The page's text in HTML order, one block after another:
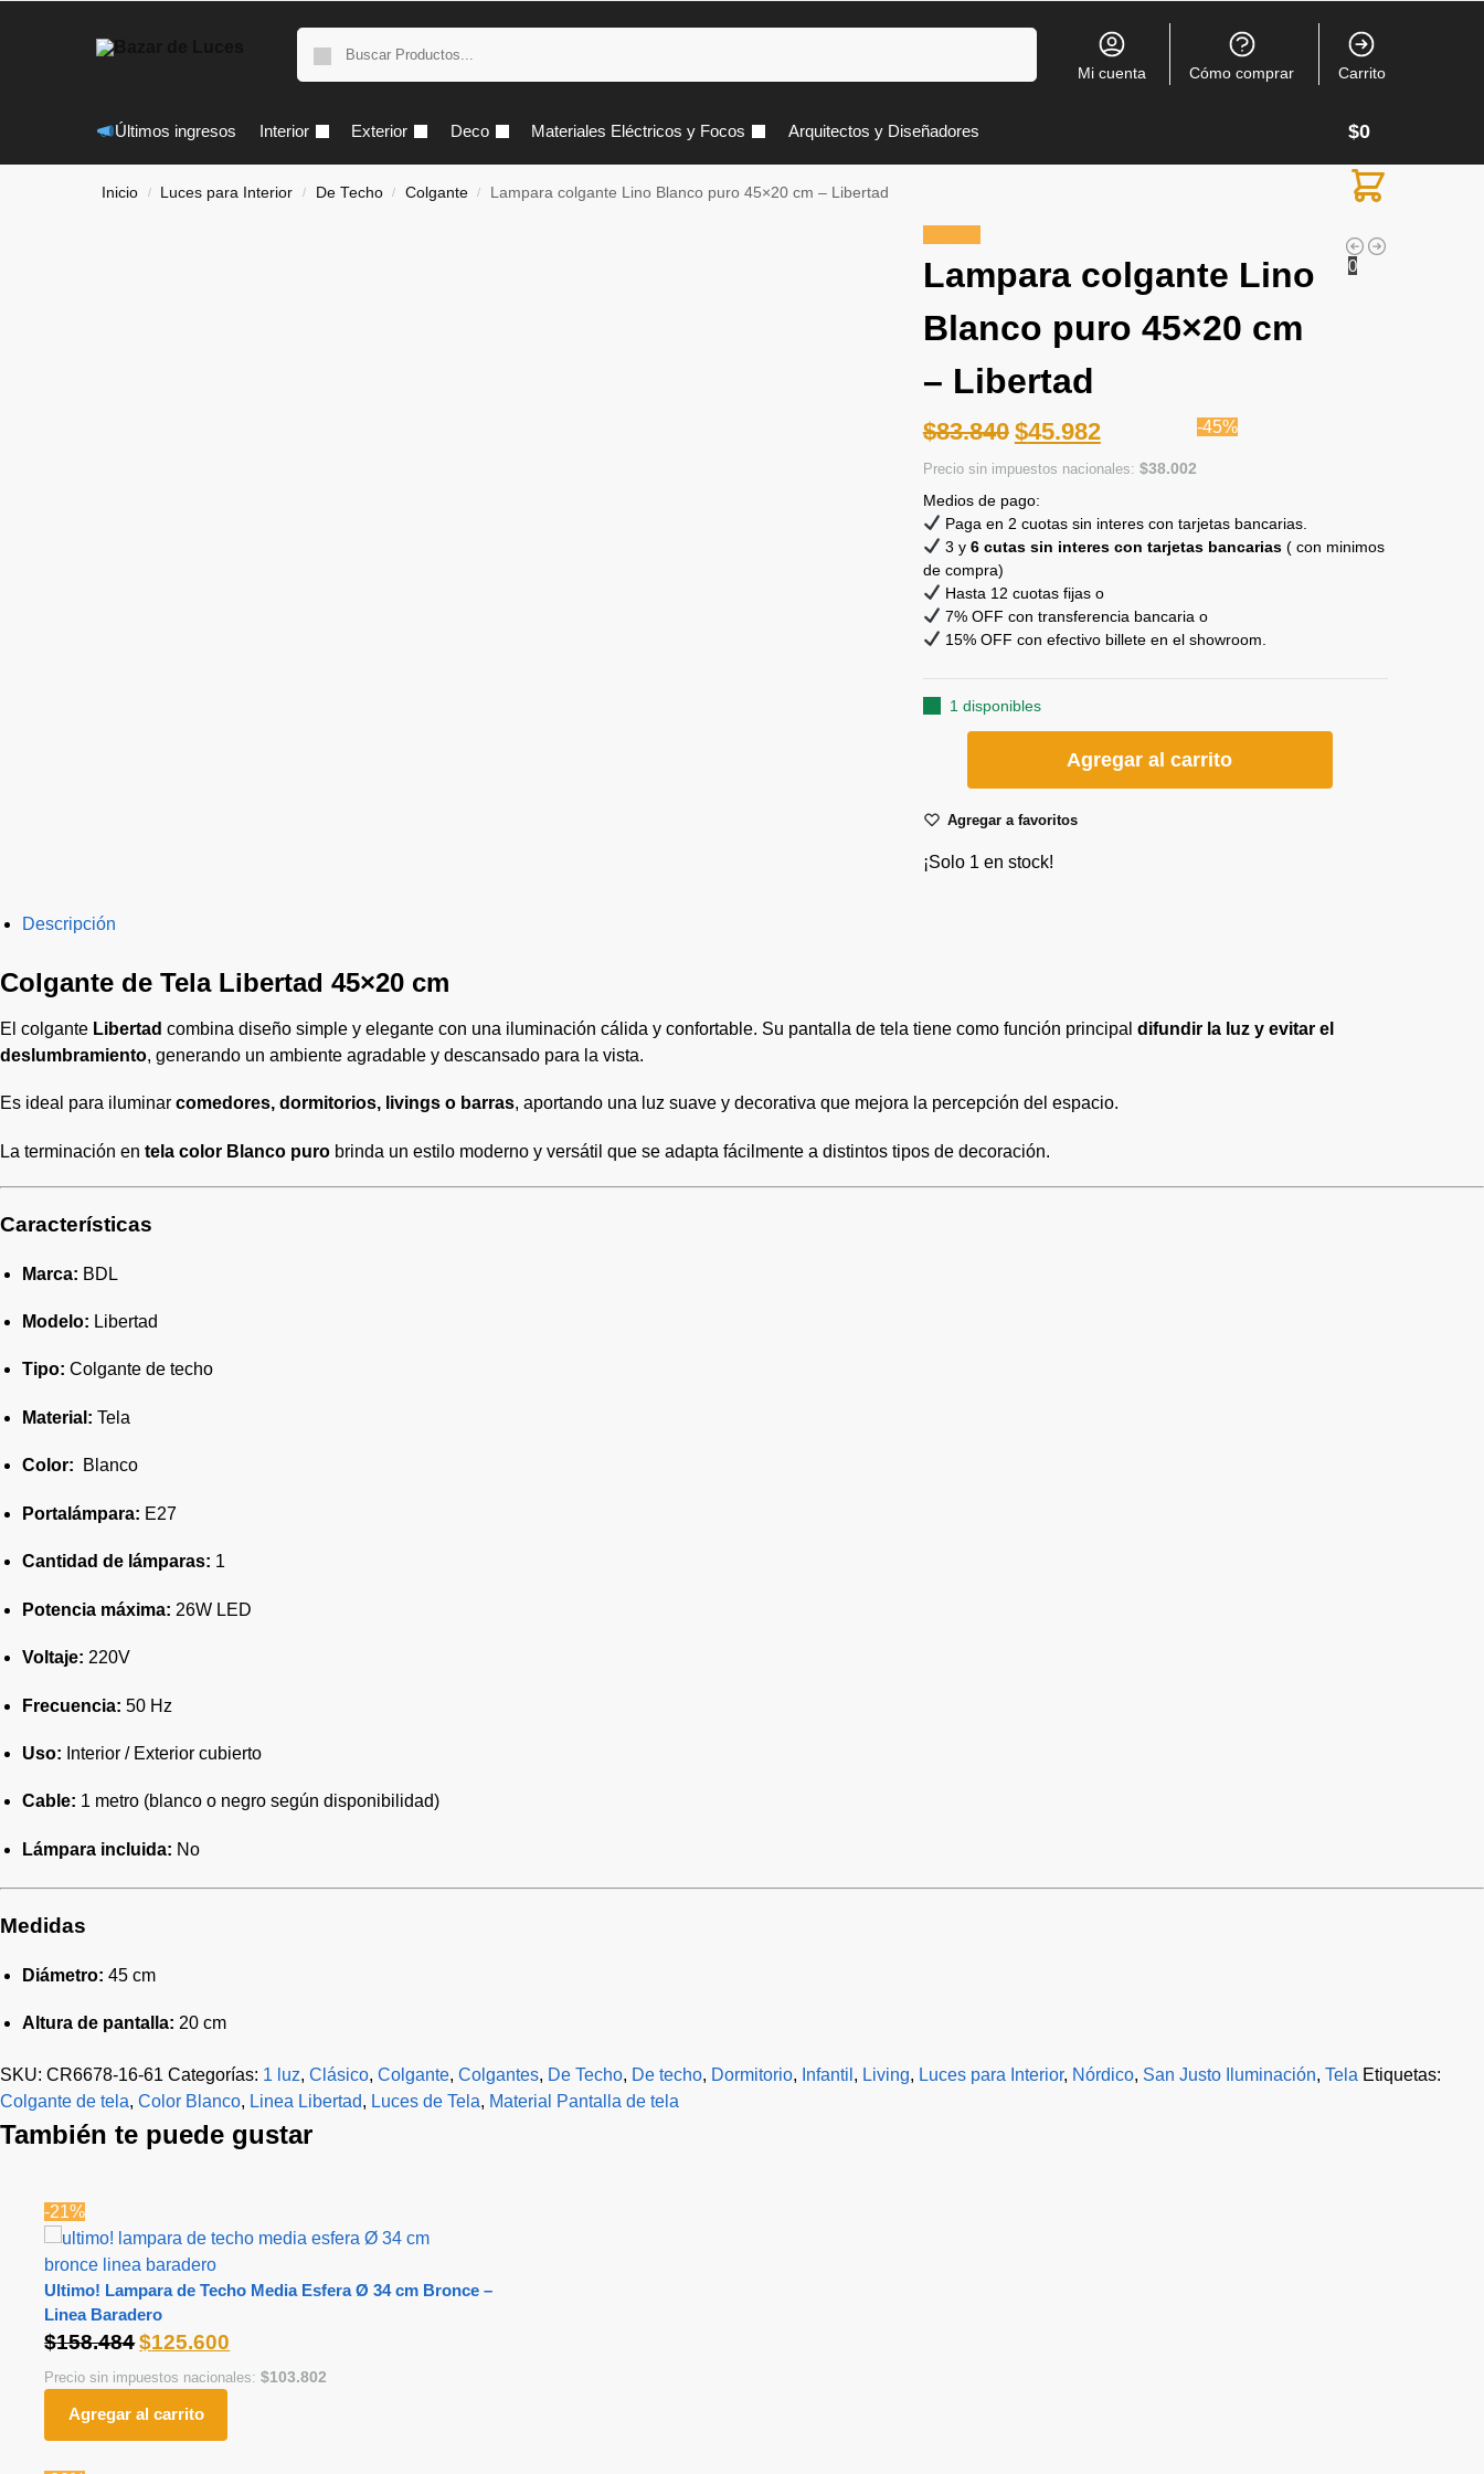
Mi cuenta Cómo comprar Carrito
Últimos ingresos Interior Exterior Deco Materiales Eléctricos y Focos Arquitectos y Diseñadores $0
0
Inicio / Luces para Interior / De Techo / Colgante / Lampara colgante Lino Blanco puro 45×20 cm – Libertad
Lampara colgante Lino
Blanco puro 45×20 cm
– Libertad
$83.840 $45.982
Precio sin impuestos nacionales: $38.002
-45%
Medios de pago:
Paga en 2 cuotas sin interes con tarjetas bancarias.
3 y 6 cutas sin interes con tarjetas bancarias( con minimos
de compra)
Hasta 12 cuotas fijas o
7% OFF con transferencia bancaria o
15% OFF con efectivo billete en el showroom.
1 disponibles
Agregar al carrito
Agregar a favoritos
¡Solo 1 en stock!
Descripción
Colgante de Tela Libertad 45×20 cm
El colgante Libertad combina diseño simple y elegante con una iluminación cálida y confortable. Su pantalla de tela tiene como función principal difundir la luz y evitar el
deslumbramiento, generando un ambiente agradable y descansado para la vista.
Es ideal para iluminar comedores, dormitorios, livings o barras, aportando una luz suave y decorativa que mejora la percepción del espacio.
La terminación en tela color Blanco puro brinda un estilo moderno y versátil que se adapta fácilmente a distintos tipos de decoración.
Características
Marca: BDL
Modelo: Libertad
Tipo: Colgante de techo
Material: Tela
Color: Blanco
Portalámpara: E27
Cantidad de lámparas: 1
Potencia máxima: 26W LED
Voltaje: 220V
Frecuencia: 50 Hz
Uso: Interior / Exterior cubierto
Cable: 1 metro (blanco o negro según disponibilidad)
Lámpara incluida: No
Medidas
Diámetro: 45 cm
Altura de pantalla: 20 cm
SKU: CR6678-16-61 Categorías: 1 luz, Clásico, Colgante, Colgantes, De Techo, De techo, Dormitorio, Infantil , Living, Luces para Interior, Nórdico, San Justo Iluminación, Tela Etiquetas:
Colgante de tela, Color Blanco, Linea Libertad, Luces de Tela, Material Pantalla de tela
También te puede gustar
-21%
Ultimo! Lampara de Techo Media Esfera Ø 34 cm Bronce –
Linea Baradero
$158.484$125.600
Precio sin impuestos nacionales:$103.802
Agregar al carrito